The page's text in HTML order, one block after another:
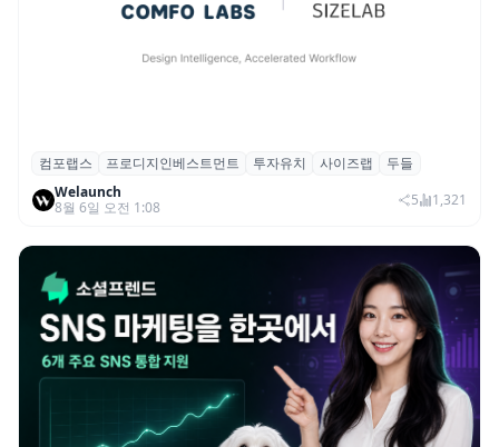
컴포랩스, 프로디지인베스트먼트로부터 시
드 투자 유치
컴포랩스 프로디지인베스트먼트 투자유치 사이즈랩
두들
Welaunch
8월 6일 오전 1:08
5 1,321